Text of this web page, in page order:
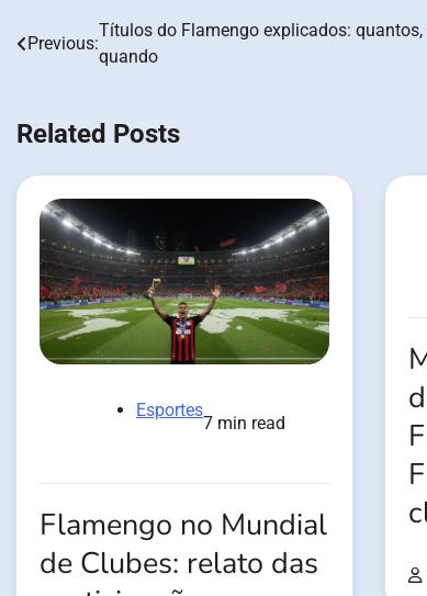
Post
navigation
Previous:
Títulos do Flamengo explicados: quantos,
quando
Related Posts
Esportes
7 min read
Flamengo no Mundial
de Clubes: relato das